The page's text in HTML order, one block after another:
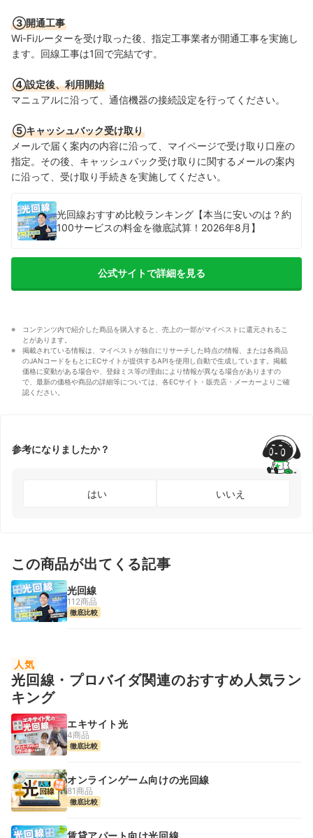
③開通工事
Wi-Fiルーターを受け取った後、指定工事業者が開通工事を実施し
ます。回線工事は1回で完結です。
④設定後、利用開始
マニュアルに沿って、通信機器の接続設定を行ってください。
⑤キャッシュバック受け取り
メールで届く案内の内容に沿って、マイページで受け取り口座の
指定。その後、キャッシュバック受け取りに関するメールの案内
に沿って、受け取り手続きを実施してください。
光回線おすすめ比較ランキング【本当に安いのは？約
100サービスの料金を徹底試算！2026年8月】
公式サイトで詳細を見る
コンテンツ内で紹介した商品を購入すると、売上の一部がマイベストに還元されるこ
とがあります。
掲載されている情報は、マイベストが独自にリサーチした時点の情報、または各商品
のJANコードをもとにECサイトが提供するAPIを使用し自動で生成しています。掲載
価格に変動がある場合や、登録ミス等の理由により情報が異なる場合がありますの
で、最新の価格や商品の詳細等については、各ECサイト・販売店・メーカーよりご確
認ください。
参考になりましたか？
はい いいえ
この商品が出てくる記事
光回線
112商品
徹底比較
人気
光回線・プロバイダ関連のおすすめ人気ラン
キング
エキサイト光
4商品
徹底比較
オンラインゲーム向けの光回線
81商品
徹底比較
賃貸アパート向け光回線